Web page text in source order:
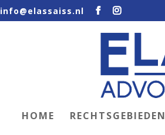
info@elassaiss.nl
HOME RECHTSGEBIEDEN